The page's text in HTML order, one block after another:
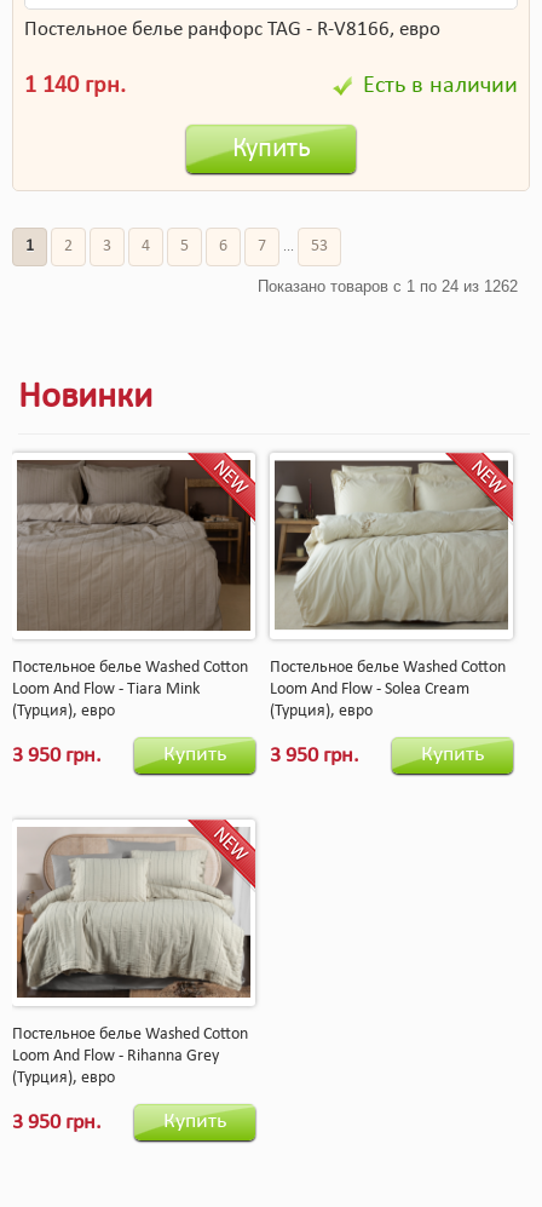
Постельное белье ранфорс TAG - R-V8166, евро
1 140 грн. Есть в наличии
Купить
1 2 3 4 5 6 7 ... 53
Показано товаров с 1 по 24 из 1262
Новинки
Постельное белье Washed Cotton
Loom And Flow - Tiara Mink
(Турция), евро
3 950 грн. Купить
Постельное белье Washed Cotton
Loom And Flow - Solea Cream
(Турция), евро
3 950 грн. Купить
Постельное белье Washed Cotton
Loom And Flow - Rihanna Grey
(Турция), евро
3 950 грн. Купить